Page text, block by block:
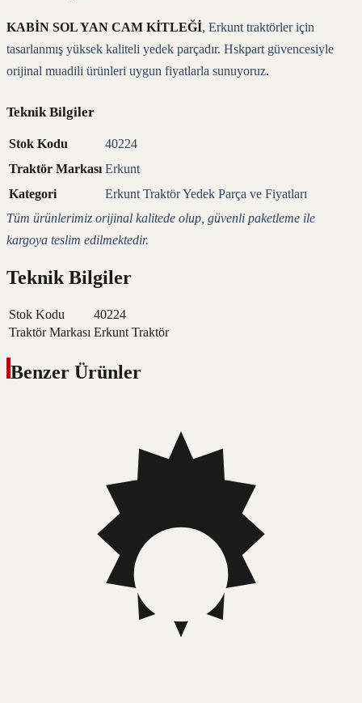
KABİN SOL YAN CAM KİTLEĞİ, Erkunt traktörler için
tasarlanmış yüksek kaliteli yedek parçadır. Hskpart güvencesiyle
orijinal muadili ürünleri uygun fiyatlarla sunuyoruz.
Teknik Bilgiler
Stok Kodu
40224
Traktör Markası Erkunt
Kategori
Erkunt Traktör Yedek Parça ve Fiyatları
Tüm ürünlerimiz orijinal kalitede olup, güvenli paketleme ile
kargoya teslim edilmektedir.
Teknik Bilgiler
Stok Kodu
40224
Traktör Markası Erkunt Traktör
Benzer Ürünler